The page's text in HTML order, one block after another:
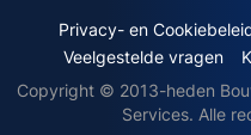
o
Privacy- en
Veelgestelde vragen
Copyright © 2013-heden
Services. Alle